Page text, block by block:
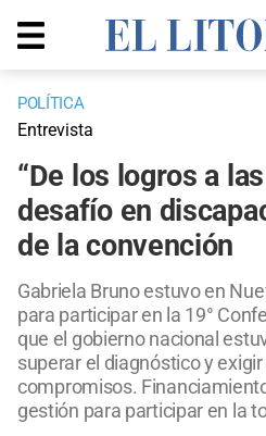
POLÍTICA
Entrevista
“De los logros a
desafío en
de la convención
Gabriela Bruno estuvo en
para participar en la 19°
que el gobierno nacional
superar el diagnóstico y
compromisos.
gestión para participar en la